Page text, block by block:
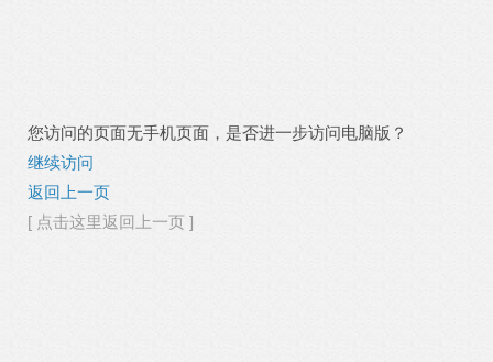
您访问的页面无手机页面，是否进一步访问电脑版？
继续访问
返回上一页
[ 点击这里返回上一页 ]